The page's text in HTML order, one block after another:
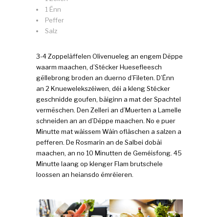
1 Ënn
Peffer
Salz
3-4 Zoppeläffelen Olivenueleg an engem Dëppe
waarm maachen, d’Stécker Huesefleesch
gëllebrong broden an duerno d’Fileten. D’Ënn
an 2 Knuewelekszéiwen, déi a kleng Stécker
geschnidde goufen, bäiginn a mat der Spachtel
vermëschen. Den Zelleri an d’Muerten a Lamelle
schneiden an an d’Dëppe maachen. No e puer
Minutte mat wäissem Wäin ofläschen a salzen a
pefferen. De Rosmarin an de Salbei dobäi
maachen, an no 10 Minutten de Geméisfong. 45
Minutte laang op klenger Flam brutschele
loossen an heiansdo ëmréieren.